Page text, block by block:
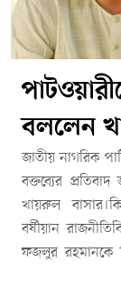
বললেন
জাতীয় নাগরিক
বক্তব্যের
খায়রুল
বর্ষীয়ান
ফজলুর রহমানকে